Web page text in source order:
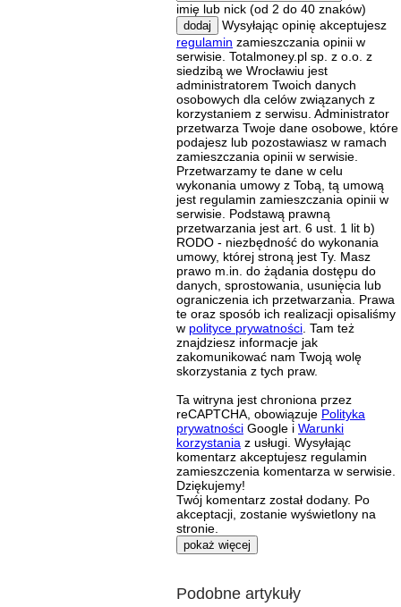
imię lub nick (od 2 do 40 znaków)
dodaj
Wysyłając opinię akceptujesz
regulamin zamieszczania opinii w
serwisie. Totalmoney.pl sp. z o.o. z
siedzibą we Wrocławiu jest
administratorem Twoich danych
osobowych dla celów związanych z
korzystaniem z serwisu. Administrator
przetwarza Twoje dane osobowe, które
podajesz lub pozostawiasz w ramach
zamieszczania opinii w serwisie.
Przetwarzamy te dane w celu
wykonania umowy z Tobą, tą umową
jest regulamin zamieszczania opinii w
serwisie. Podstawą prawną
przetwarzania jest art. 6 ust. 1 lit b)
RODO - niezbędność do wykonania
umowy, której stroną jest Ty. Masz
prawo m.in. do żądania dostępu do
danych, sprostowania, usunięcia lub
ograniczenia ich przetwarzania. Prawa
te oraz sposób ich realizacji opisaliśmy
w polityce prywatności . Tam też
znajdziesz informacje jak
zakomunikować nam Twoją wolę
skorzystania z tych praw.
Ta witryna jest chroniona przez
reCAPTCHA, obowiązuje Polityka
prywatności Google i Warunki
korzystania z usługi. Wysyłając
komentarz akceptujesz regulamin
zamieszczenia komentarza w serwisie.
Dziękujemy!
Twój komentarz został dodany. Po
akceptacji, zostanie wyświetlony na
stronie.
pokaż więcej
Podobne artykuły